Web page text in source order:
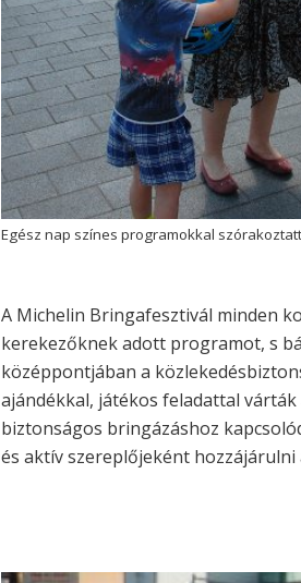
Egész nap színes programokkal
A Michelin Bringafesztivál minden
kerekezőknek adott programot, s
középpontjában a
ajándékkal, játékos feladattal
biztonságos bringázáshoz
és aktív szereplőjeként